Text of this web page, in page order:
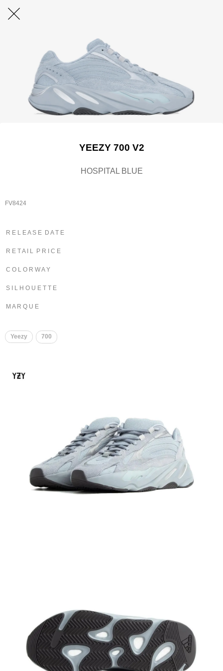
YEEZY 700 V2
HOSPITAL BLUE
FV8424
R E L E A S E D A T E
R E T A I L P R I C E
C O L O R W A Y
S I L H O U E T T E
M A R Q U E
Yeezy 700